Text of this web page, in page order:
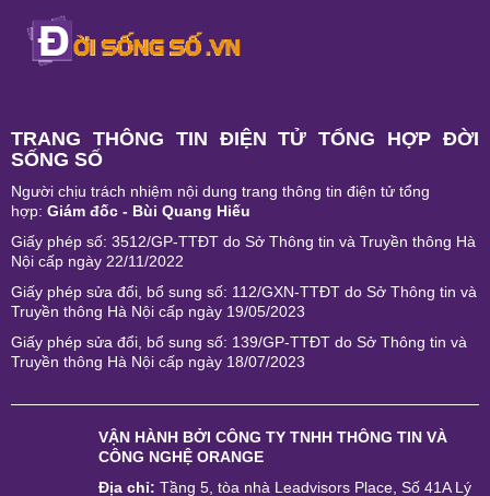
TRANG THÔNG TIN ĐIỆN TỬ TỔNG HỢP ĐỜI
SỐNG SỐ
Người chịu trách nhiệm nội dung trang thông tin điện tử tổng
hợp: Giám đốc - Bùi Quang Hiếu
Giấy phép số: 3512/GP-TTĐT do Sở Thông tin và Truyền thông Hà
Nội cấp ngày 22/11/2022
Giấy phép sửa đổi, bổ sung số: 112/GXN-TTĐT do Sở Thông tin và
Truyền thông Hà Nội cấp ngày 19/05/2023
Giấy phép sửa đổi, bổ sung số: 139/GP-TTĐT do Sở Thông tin và
Truyền thông Hà Nội cấp ngày 18/07/2023
VẬN HÀNH BỞI CÔNG TY TNHH THÔNG TIN VÀ
CÔNG NGHỆ ORANGE
Địa chỉ: Tầng 5, tòa nhà Leadvisors Place, Số 41A Lý